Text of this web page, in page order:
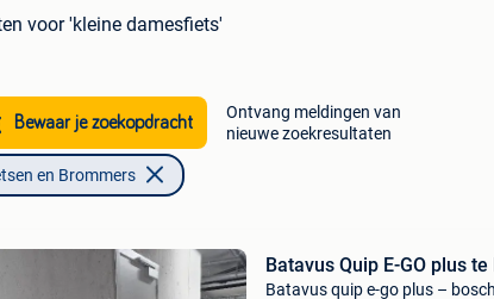
voor 'kleine damesfiets'
Bewaar je zoekopdracht
Ontvang meldingen van
nieuwe zoekresultaten
en Brommers
Batavus Quip E-GO plus
Batavus quip e-go plus –